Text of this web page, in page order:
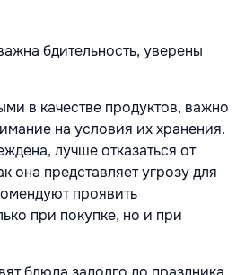
бдительность, уверены
в качестве продуктов, важно
на условия их хранения.
лучше отказаться от
она представляет угрозу для
проявить
при покупке, но и при